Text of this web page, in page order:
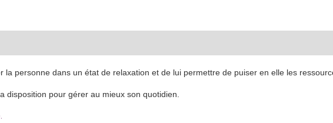
la personne dans un état de relaxation et de lui permettre de puiser en elle les
disposition pour gérer au mieux son quotidien.